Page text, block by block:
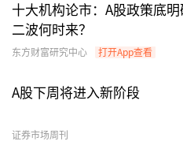
行业主题基金的业绩与
只发起式基金业绩表现
2025年之前成立的产品
字经济A、中欧周期优选
十大机构论市：A股政策底
二波何时来？
东方财富研究中心 打开App查看
A股下周将进入新阶段
证券市场周刊